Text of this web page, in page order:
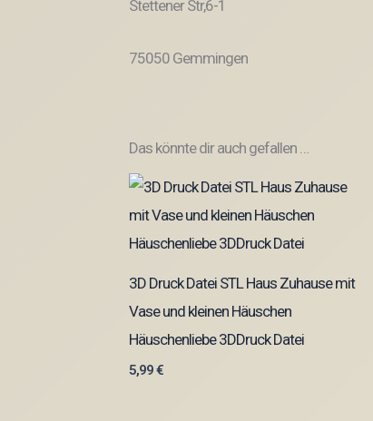
Stettener Str,6-1
75050 Gemmingen
Das könnte dir auch gefallen …
3D Druck Datei STL Haus Zuhause mit
Vase und kleinen Häuschen
Häuschenliebe 3DDruck Datei
5,99€